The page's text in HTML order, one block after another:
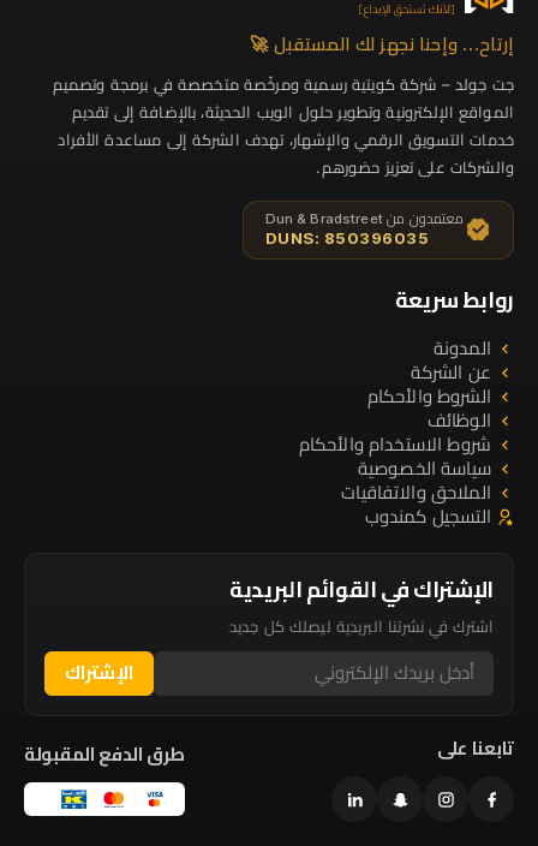
إرتاح… وإحنا نجهز لك المستقبل 🚀
جت جولد – شركة كويتية رسمية ومرخّصة متخصصة في برمجة وتصميم
المواقع الإلكترونية وتطوير حلول الويب الحديثة، بالإضافة إلى تقديم
خدمات التسويق الرقمي والإشهار، تهدف الشركة إلى مساعدة الأفراد
والشركات على تعزيز حضورهم.
معتمدون من Dun & Bradstreet
DUNS: 850396035
روابط سريعة
المدونة
عن الشركة
الشروط والأحكام
الوظائف
شروط الاستخدام والأحكام
سياسة الخصوصية
الملاحق والاتفاقيات
التسجيل كمندوب
الإشتراك في القوائم البريدية
اشترك في نشرتنا البريدية ليصلك كل جديد
الإشتراك
تابعنا على طرق الدفع المقبولة